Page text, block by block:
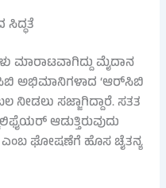
ಸಿದ್ಧತೆ
ಮಾರಾಟವಾಗಿದ್ದು ಮೈದಾನ
ಅಭಿಮಾನಿಗಳಾದ ‘ಆರ್​ಸಿಬಿ
ನೀಡಲು ಸಜ್ಜಾಗಿದ್ದಾರೆ. ಸತತ
ಆಡುತ್ತಿರುವುದು
ಘೋಷಣೆಗೆ ಹೊಸ ಚೈತನ್ಯ